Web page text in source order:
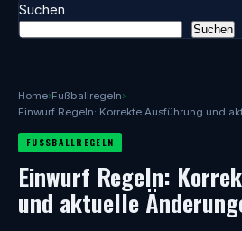
Home›Fußballregeln›
Einwurf Regeln: Korrekte Ausführung und
FUSSBALLREGELN
Einwurf Regeln:
und aktuelle
Suchen
Suchen